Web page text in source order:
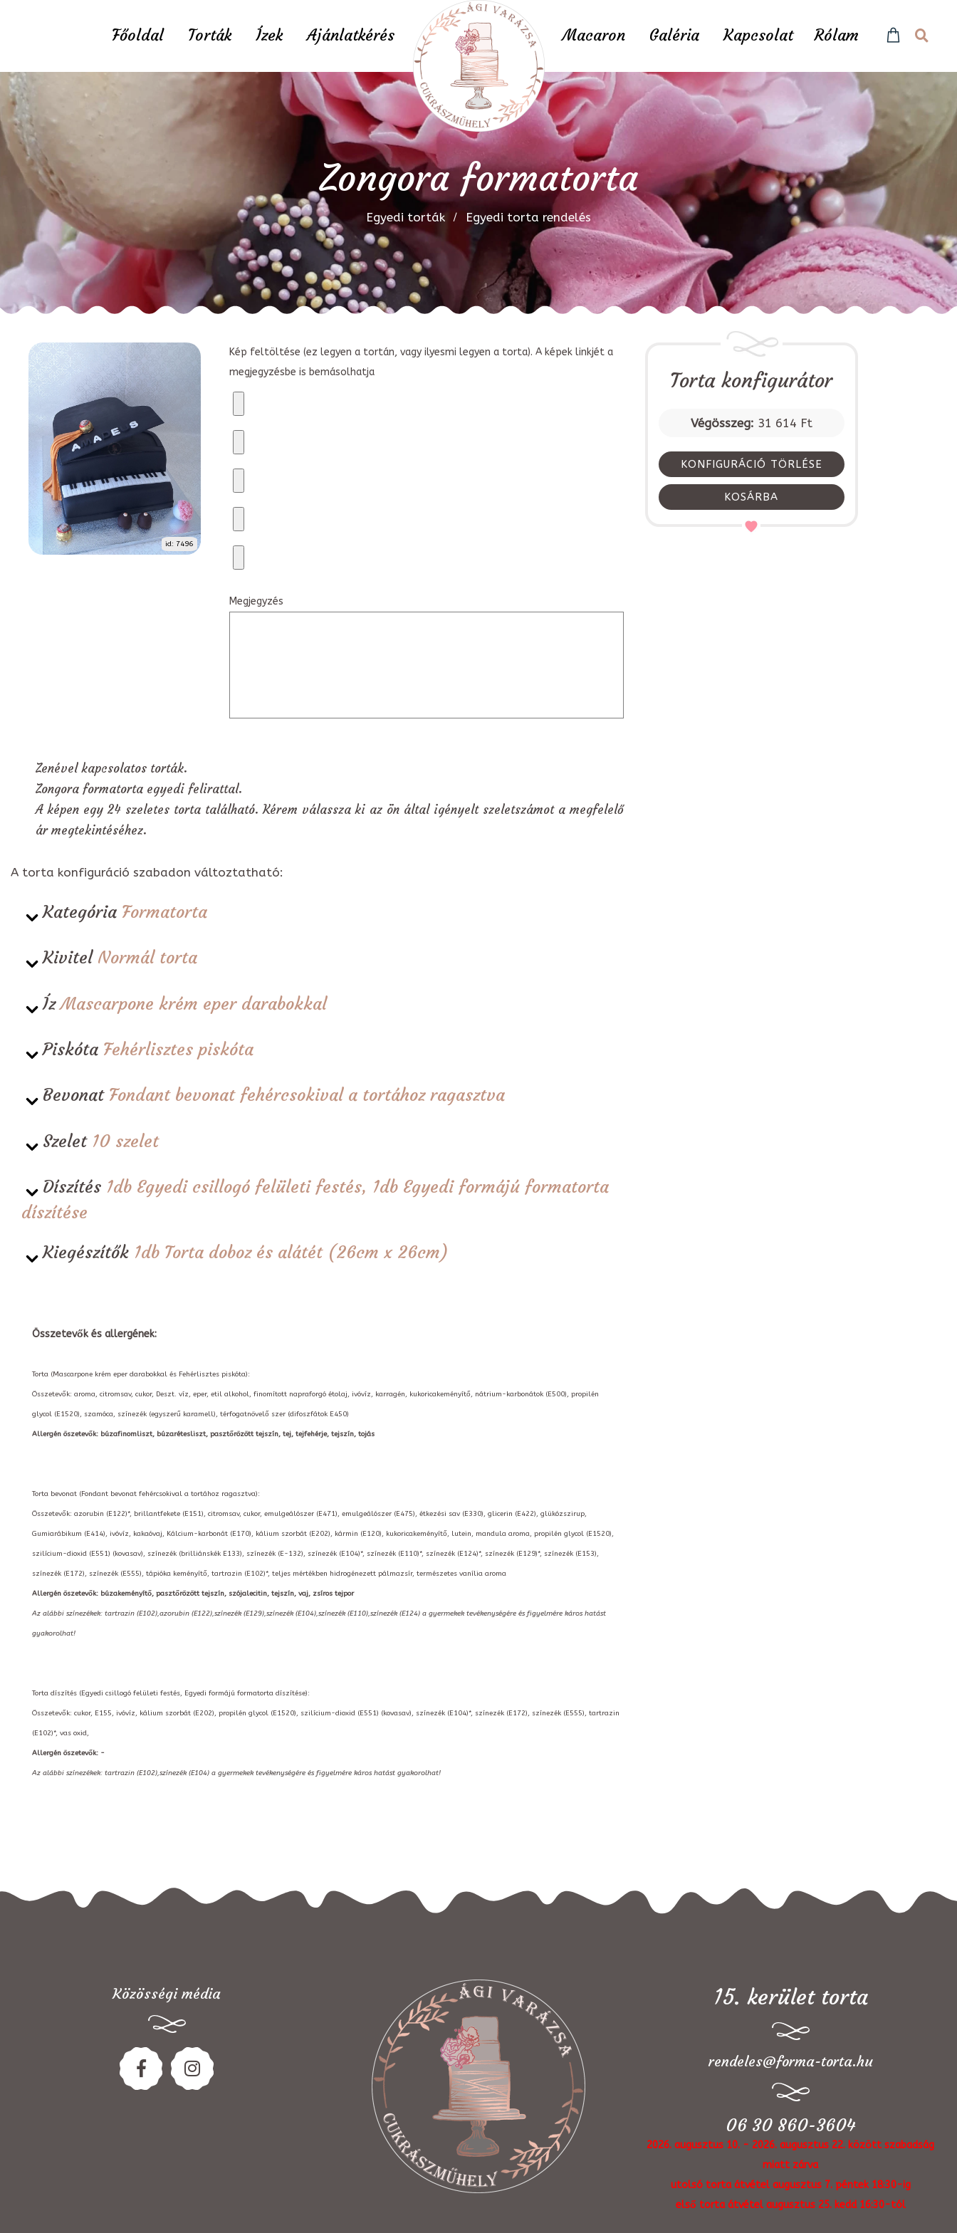
Főoldal Torták Ízek Ajánlatkérés Macaron Galéria Kapcsolat Rólam
Zongora formatorta
Egyedi torták Egyedi torta rendelés
id: 7496
Kép feltöltése (ez legyen a tortán, vagy ilyesmi legyen a torta). A képek linkjét a
megjegyzésbe is bemásolhatja
Megjegyzés
Zenével kapcsolatos torták.
Zongora formatorta egyedi felirattal.
A képen egy 24 szeletes torta található. Kérem válassza ki az ön által igényelt szeletszámot a megfelelő
ár megtekintéséhez.
A torta konfiguráció szabadon változtatható:
Kategória Formatorta
Kivitel Normál torta
ÍzMascarpone krém eper darabokkal
Piskóta Fehérlisztes piskóta
Bevonat Fondant bevonat fehércsokival a tortához ragasztva
Szelet 10 szelet
Díszítés 1db Egyedi csillogó felületi festés, 1db Egyedi formájú formatorta
díszítése
Kiegészítők 1db Torta doboz és alátét (26cm x 26cm)
Torta konfigurátor
Végösszeg: 31 614 Ft
KONFIGURÁCIÓ TÖRLÉSE
KOSÁRBA
Összetevők és allergének:
Torta (Mascarpone krém eper darabokkal és Fehérlisztes piskóta):
Összetevők: aroma, citromsav, cukor, Deszt. víz, eper, etil alkohol, finomított napraforgó étolaj, ivóvíz, karragén, kukoricakeményítő, nátrium-karbonátok (E500), propilén
glycol (E1520), szamóca, színezék (egyszerű karamell), térfogatnövelő szer (difoszfátok E450)
Allergén öszetevők: búzafinomliszt, búzarétesliszt, pasztőrözött tejszín, tej, tejfehérje, tejszín, tojás
Torta bevonat (Fondant bevonat fehércsokival a tortához ragasztva):
Összetevők: azorubin (E122)*, brillantfekete (E151), citromsav, cukor, emulgeálószer (E471), emulgeálószer (E475), étkezési sav (E330), glicerin (E422), glükózszirup,
Gumiarábikum (E414), ivóvíz, kakaóvaj, Kálcium-karbonát (E170), kálium szorbát (E202), kármin (E120), kukoricakeményítő, lutein, mandula aroma, propilén glycol (E1520),
szilícium-dioxid (E551) (kovasav), színezék (brilliánskék E133), színezék (E-132), színezék (E104)*, színezék (E110)*, színezék (E124)*, színezék (E129)*, színezék (E153),
színezék (E172), színezék (E555), tápióka keményítő, tartrazin (E102)*, teljes mértékben hidrogénezett pálmazsír, természetes vanília aroma
Allergén öszetevők: búzakeményítő, pasztőrözött tejszín, szójalecitin, tejszín, vaj, zsíros tejpor
Az alábbi színezékek: tartrazin (E102),azorubin (E122),színezék (E129),színezék (E104),színezék (E110),színezék (E124) a gyermekek tevékenységére és figyelmére káros hatást
gyakorolhat!
Torta díszítés (Egyedi csillogó felületi festés, Egyedi formájú formatorta díszítése):
Összetevők: cukor, E155, ivóvíz, kálium szorbát (E202), propilén glycol (E1520), szilícium-dioxid (E551) (kovasav), színezék (E104)*, színezék (E172), színezék (E555), tartrazin
(E102)*, vas oxid,
Allergén öszetevők: -
Az alábbi színezékek: tartrazin (E102),színezék (E104) a gyermekek tevékenységére és figyelmére káros hatást gyakorolhat!
Közösségi média 15. kerület torta
rendeles@forma-torta.hu
06 30 860-3604
2026. augusztus 10. - 2026. augusztus 22. között szabadság
miatt zárva
utolsó torta átvétel augusztus 7. péntek 18:30-ig
első torta átvétel augusztus 25. kedd 16:30-tól